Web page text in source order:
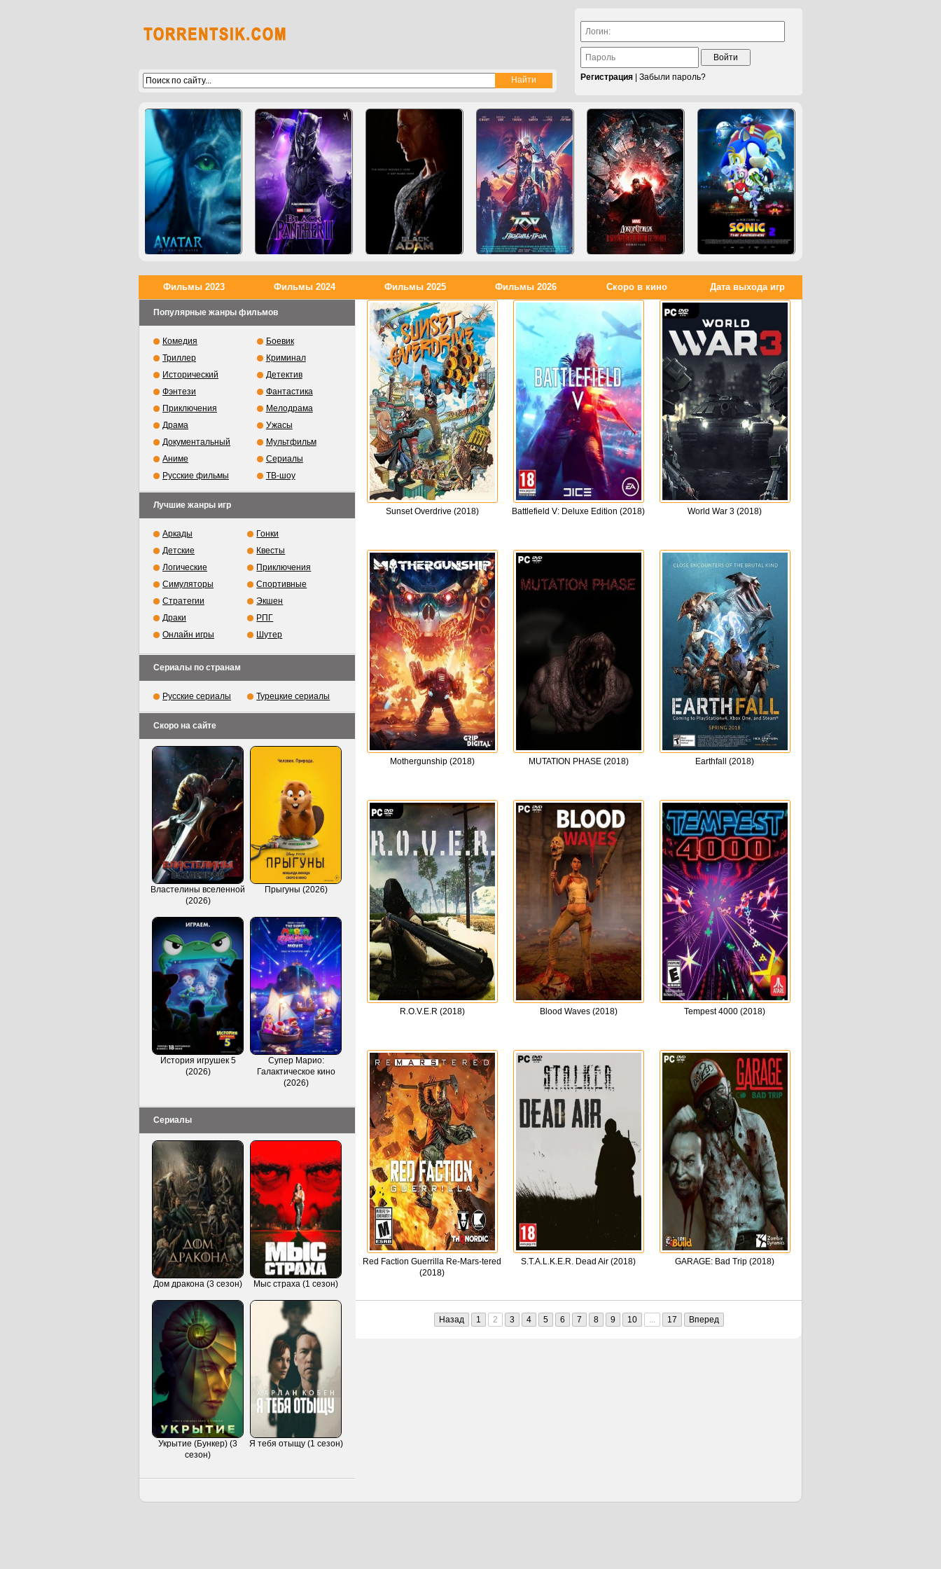
Войти
Регистрация
Забыли пароль?
Sunset Overdrive (2018) Battlefield V: Deluxe Edition (2018) World War 3 (2018)
Mothergunship (2018) MUTATION PHASE (2018) Earthfall (2018)
R.O.V.E.R (2018) Blood Waves (2018) Tempest 4000 (2018)
Red Faction Guerrilla Re-Mars-tered
(2018)
S.T.A.L.K.E.R. Dead Air (2018) GARAGE: Bad Trip (2018)
Назад 1 2 3 4 5 6 7 8 9 10 ... 17 Вперед
Фильмы 2023 Фильмы 2024 Фильмы 2025 Фильмы 2026 Скоро в кино Дата выхода игр
Популярные жанры фильмов
Комедия
Боевик
Триллер
Криминал
Исторический
Детектив
Фэнтези
Фантастика
Приключения
Мелодрама
Драма
Ужасы
Документальный
Мультфильм
Аниме
Сериалы
Русские фильмы
ТВ-шоу
Лучшие жанры игр
Аркады
Гонки
Детские
Квесты
Логические
Приключения
Симуляторы
Спортивные
Стратегии
Экшен
Драки
РПГ
Онлайн игры
Шутер
Сериалы по странам
Русские сериалы Турецкие сериалы
Скоро на сайте
Властелины вселенной
(2026)
Прыгуны (2026)
История игрушек 5
(2026)
Супер Марио:
Галактическое кино
(2026)
Сериалы
Дом дракона (3 сезон) Мыс страха (1 сезон)
Укрытие (Бункер) (3
сезон)
Я тебя отыщу (1 сезон)